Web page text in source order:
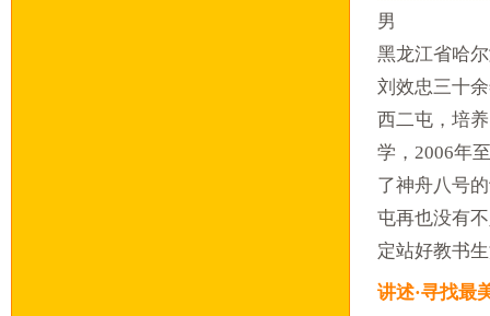
男
黑龙江省哈
刘效忠三十
西二屯，培
学，2006年
了神舟八号
屯再也没有
定站好教书
讲述·寻找